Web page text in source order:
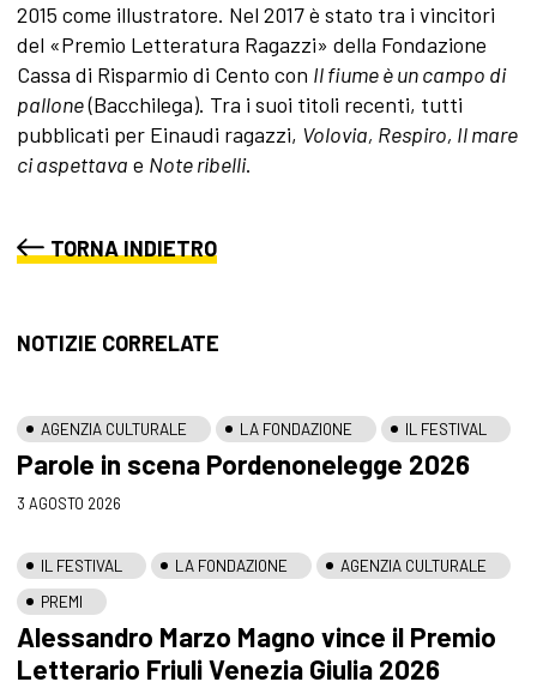
2015 come illustratore. Nel 2017 è stato tra i vincitori
del «Premio Letteratura Ragazzi» della Fondazione
Cassa di Risparmio di Cento con Il fiume è un campo di
pallone(Bacchilega). Tra i suoi titoli recenti, tutti
pubblicati per Einaudi ragazzi, Volovia, Respiro, Il mare
ci aspettava e Note ribelli.
TORNA INDIETRO
NOTIZIE CORRELATE
AGENZIA CULTURALE LA FONDAZIONE IL FESTIVAL
Parole in scena Pordenonelegge 2026
3 AGOSTO 2026
IL FESTIVAL LA FONDAZIONE
AGENZIA CULTURALE
PREMI
Alessandro Marzo Magno vince il Premio
Letterario Friuli Venezia Giulia 2026